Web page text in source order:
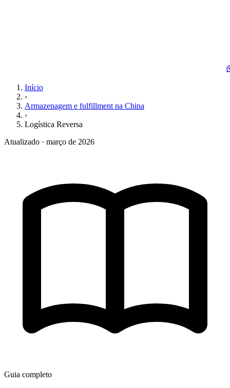
Início
›
Armazenagem e fulfillment na China
›
Logística Reversa
Atualizado · março de 2026
Guia completo